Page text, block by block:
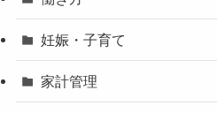
妊娠・子育て
家計管理